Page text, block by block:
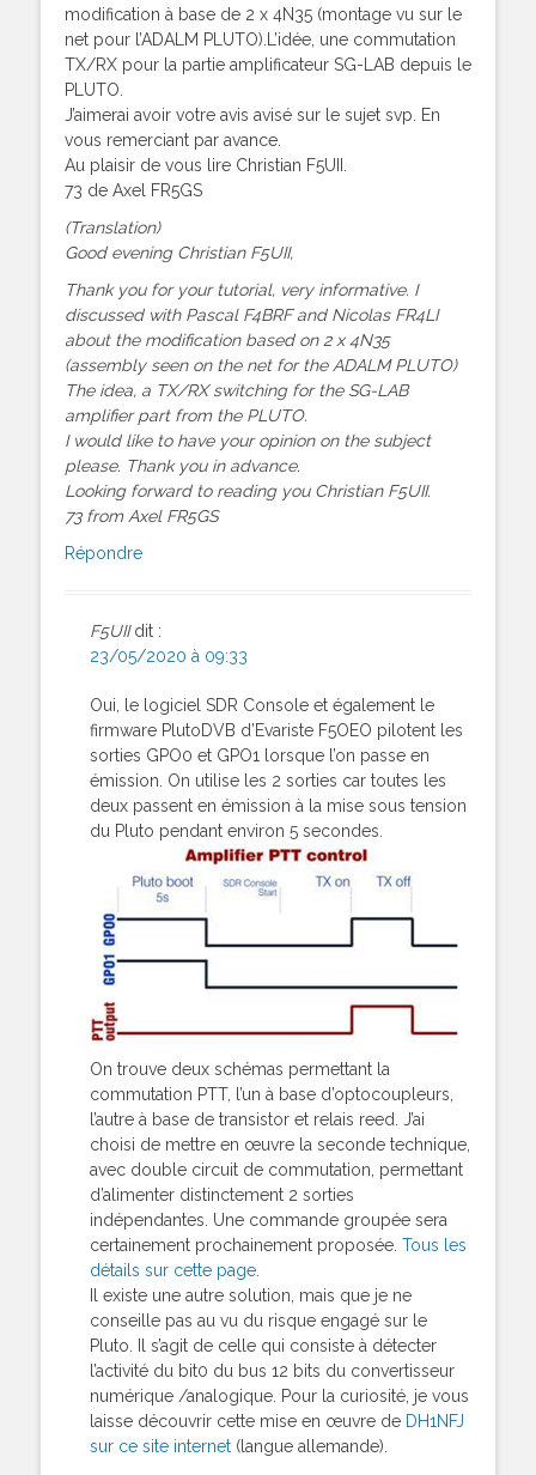
modification à base de 2 x 4N35 (montage vu sur le
net pour l’ADALM PLUTO).L’idée, une commutation
TX/RX pour la partie amplificateur SG-LAB depuis le
PLUTO.
J’aimerai avoir votre avis avisé sur le sujet svp. En
vous remerciant par avance.
Au plaisir de vous lire Christian F5UII.
73 de Axel FR5GS
(Translation)
Good evening Christian F5UII,
Thank you for your tutorial, very informative. I
discussed with Pascal F4BRF and Nicolas FR4LI
about the modification based on 2 x 4N35
(assembly seen on the net for the ADALM PLUTO)
The idea, a TX/RX switching for the SG-LAB
amplifier part from the PLUTO.
I would like to have your opinion on the subject
please. Thank you in advance.
Looking forward to reading you Christian F5UII.
73 from Axel FR5GS
Répondre
F5UII dit :
23/05/2020 à 09:33
Oui, le logiciel SDR Console et également le
firmware PlutoDVB d’Evariste F5OEO pilotent les
sorties GPO0 et GPO1 lorsque l’on passe en
émission. On utilise les 2 sorties car toutes les
deux passent en émission à la mise sous tension
du Pluto pendant environ 5 secondes.
On trouve deux schémas permettant la
commutation PTT, l’un à base d’optocoupleurs,
l’autre à base de transistor et relais reed. J’ai
choisi de mettre en œuvre la seconde technique,
avec double circuit de commutation, permettant
d’alimenter distinctement 2 sorties
indépendantes. Une commande groupée sera
certainement prochainement proposée. Tous les
détails sur cette page
Il existe une autre solution, mais que je ne
conseille pas au vu du risque engagé sur le
Pluto. Il s’agit de celle qui consiste à détecter
l’activité du bit0 du bus 12 bits du convertisseur
numérique /analogique. Pour la curiosité, je vous
laisse découvrir cette mise en œuvre de DH1NFJ
sur ce site internet (langue allemande).